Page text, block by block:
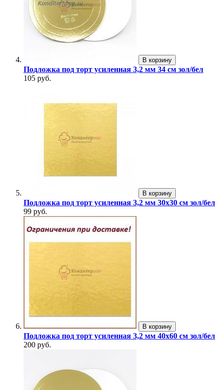
В корзину
Подложка под торт усиленная 3,2 мм 34 см зол/бел
105 руб.
В корзину
Подложка под торт усиленная 3,2 мм 30х30 см зол/бел
99 руб.
В корзину
Подложка под торт усиленная 3,2 мм 40х60 см зол/бел
200 руб.